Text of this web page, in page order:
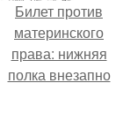
Билет против
материнского
права: нижняя
полка внезапно